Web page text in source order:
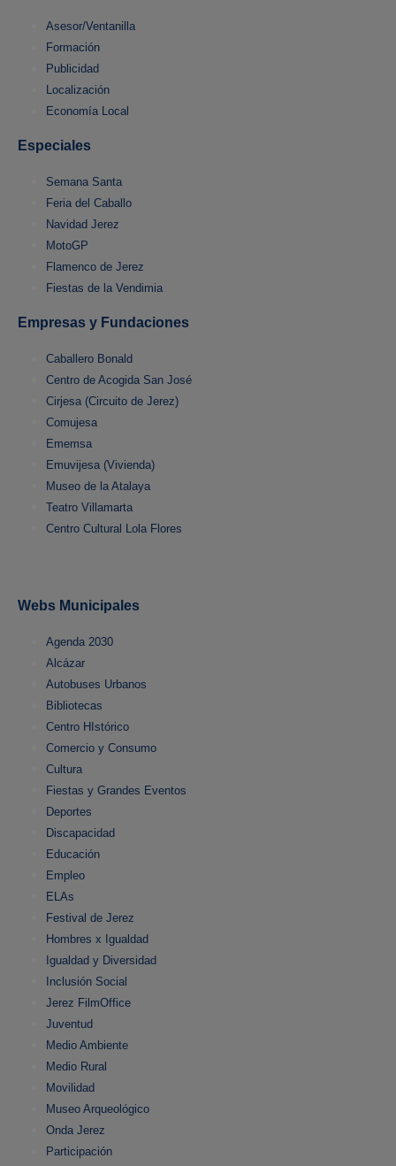
Asesor/Ventanilla
Formación
Publicidad
Localización
Economía Local
Especiales
Semana Santa
Feria del Caballo
Navidad Jerez
MotoGP
Flamenco de Jerez
Fiestas de la Vendimia
Empresas y Fundaciones
Caballero Bonald
Centro de Acogida San José
Cirjesa (Circuito de Jerez)
Comujesa
Ememsa
Emuvijesa (Vivienda)
Museo de la Atalaya
Teatro Villamarta
Centro Cultural Lola Flores
Webs Municipales
Agenda 2030
Alcázar
Autobuses Urbanos
Bibliotecas
Centro HIstórico
Comercio y Consumo
Cultura
Fiestas y Grandes Eventos
Deportes
Discapacidad
Educación
Empleo
ELAs
Festival de Jerez
Hombres x Igualdad
Igualdad y Diversidad
Inclusión Social
Jerez FilmOffice
Juventud
Medio Ambiente
Medio Rural
Movilidad
Museo Arqueológico
Onda Jerez
Participación